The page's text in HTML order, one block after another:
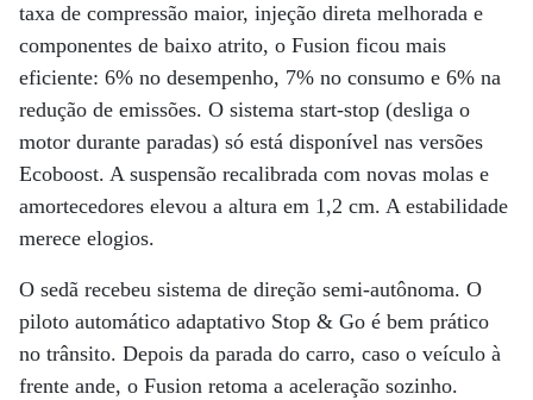
taxa de compressão maior, injeção direta melhorada e
componentes de baixo atrito, o Fusion ficou mais
eficiente: 6% no desempenho, 7% no consumo e 6% na
redução de emissões. O sistema start-stop (desliga o
motor durante paradas) só está disponível nas versões
Ecoboost. A suspensão recalibrada com novas molas e
amortecedores elevou a altura em 1,2 cm. A estabilidade
merece elogios.
O sedã recebeu sistema de direção semi-autônoma. O
piloto automático adaptativo Stop & Go é bem prático
no trânsito. Depois da parada do carro, caso o veículo à
frente ande, o Fusion retoma a aceleração sozinho.